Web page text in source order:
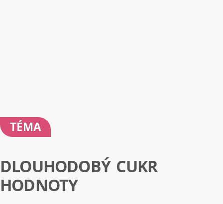
TÉMA
DLOUHODOBÝ CUKR
HODNOTY